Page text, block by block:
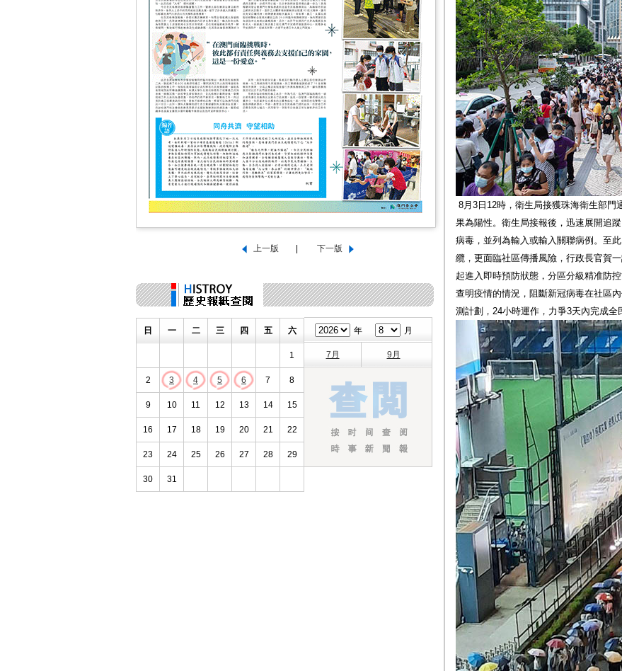
日 一 二 三 四 五 六
1
2 3 4 5 6 7 8
9 10 11 12 13 14 15
16 17 18 19 20 21 22
23 24 25 26 27 28 29
30 31
年 月
7月 9月
8月3日12時，衛生局接獲珠海衛生部
果為陽性。衛生局接報後，迅速展開追
病毒，並列為輸入或輸入關聯病例。至
纜，更面臨社區傳播風險，行政長官賀
起進入即時預防狀態，分區分級精准防
查明疫情的情況，阻斷新冠病毒在社區
測計劃，24小時運作，力爭3天內完成全